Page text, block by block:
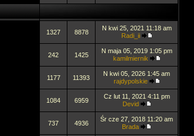
1327 8878
N kwi 25, 2021 11:18 am
Radi_ii
242 1425
N maja 05, 2019 1:05 pm
kamilmiernik
1177 11393
N kwi 05, 2026 1:45 am
rajdypolskie
1084 6959
Cz lut 11, 2021 4:11 pm
Devid
737 4936
Śr cze 27, 2018 11:20 am
Brada